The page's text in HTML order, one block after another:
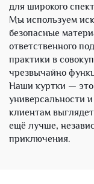
для широкого
Мы используем
безопасные
ответственного
практики в
чрезвычайно
Наши куртки —
универсальности
клиентам
ещё лучше,
приключения.